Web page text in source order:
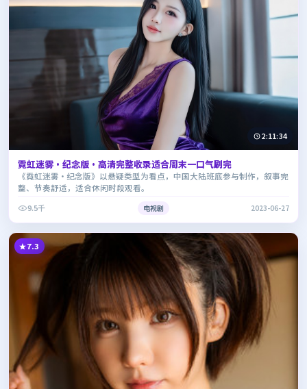
2:11:34
霓虹迷雾·纪念版·高清完整收录适合周末一口气刷完
《霓虹迷雾·纪念版》以悬疑类型为看点，中国大陆班底参与制作，叙事完
整、节奏舒适，适合休闲时段观看。
9.5千
电视剧 2023-06-27
7.3